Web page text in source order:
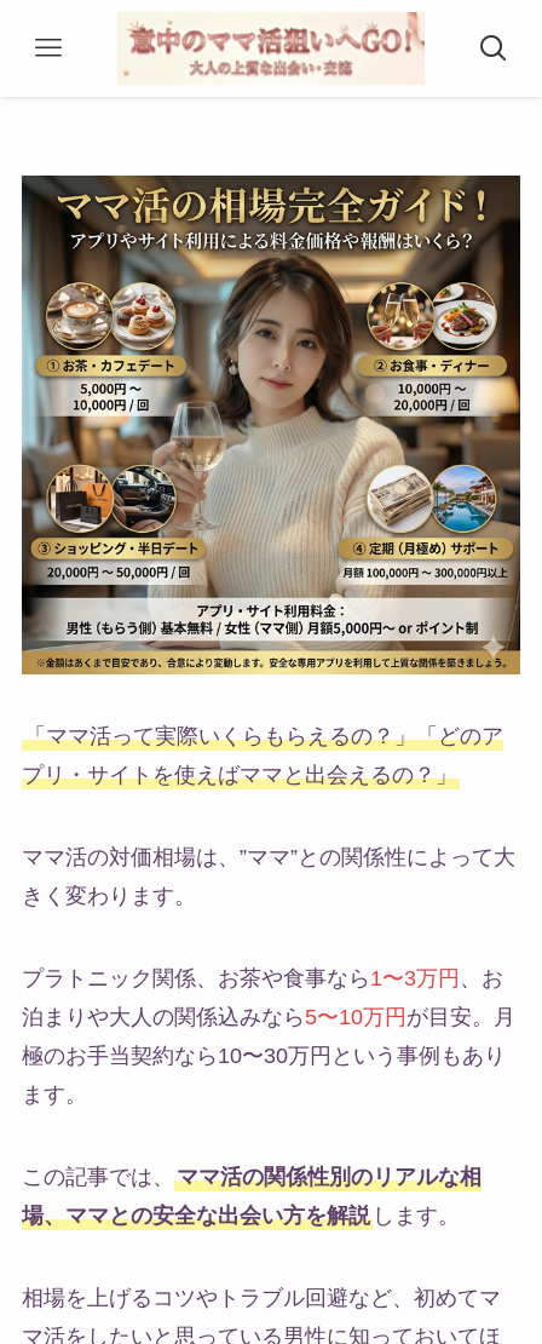
「ママ活って実際いくらもらえるの？」「どのア
プリ・サイトを使えばママと出会えるの？」
ママ活の対価相場は、”ママ”との関係性によって大
きく変わります。
プラトニック関係、お茶や食事なら 1〜3万円 、お
泊まりや大人の関係込みなら 5〜10万円が目安。月
極のお手当契約なら10〜30万円という事例もあり
ます。
この記事では、 ママ活の関係性別のリアルな相
場、ママとの安全な出会い方を解説します。
相場を上げるコツやトラブル回避など、初めてマ
マ活をしたいと思っている男性に知っておいてほ